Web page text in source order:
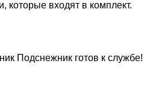
которые входят в комплект.
Подснежник готов к службе!